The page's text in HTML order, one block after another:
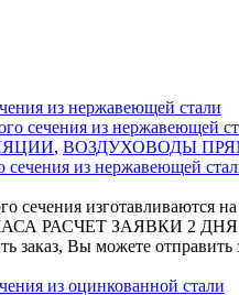
, ВОЗДУХОВОДЫ
сечения из нержавеющей
сечения изготавливаются
РАСЧЕТ ЗАЯВКИ 2 ДНЯ
заказ, Вы можете